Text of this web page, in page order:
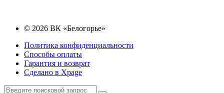
© 2026 ВК «Белогорье»
Политика конфиденциальности
Способы оплаты
Гарантия и возврат
Сделано в Xpage